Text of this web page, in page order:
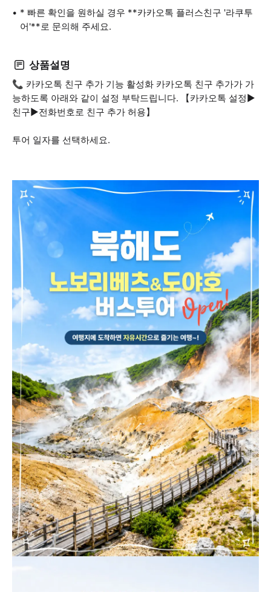
* 빠른 확인을 원하실 경우 **카카오톡 플러스친구 '라쿠투
어'**로 문의해 주세요.
상품설명
📞 카카오톡 친구 추가 기능 활성화 카카오톡 친구 추가가 가
능하도록 아래와 같이 설정 부탁드립니다. 【카카오톡 설정▶
친구▶전화번호로 친구 추가 허용】
투어 일자를 선택하세요.